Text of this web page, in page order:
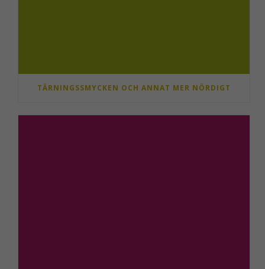
TÄRNINGSSMYCKEN OCH ANNAT MER NÖRDIGT